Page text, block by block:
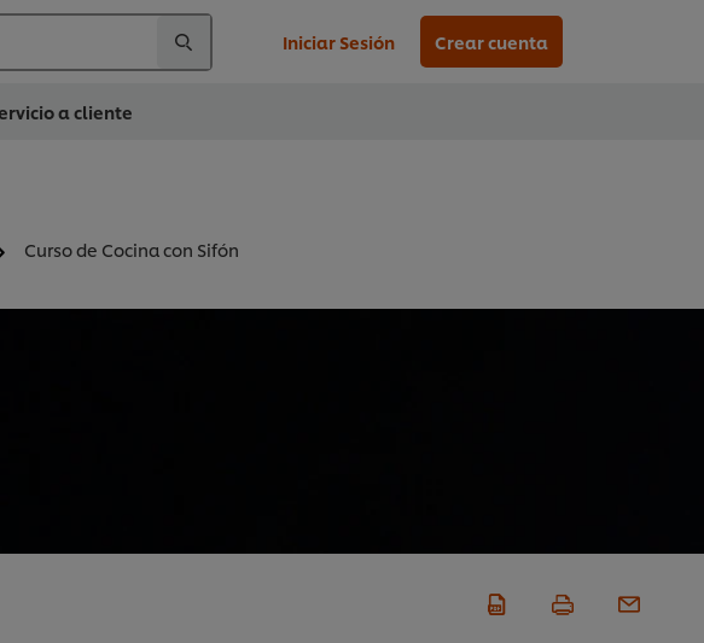
Iniciar Sesión Crear cuenta
a cliente
Curso de Cocina con Sifón